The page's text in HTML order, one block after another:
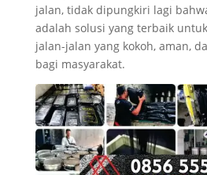
jalan, tidak dipungkiri lagi
adalah solusi yang terbaik
jalan-jalan yang kokoh, aman,
bagi masyarakat.